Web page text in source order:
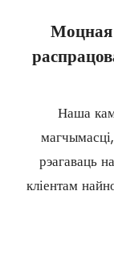
Моцная
Наша
рэагаваць
кліентам